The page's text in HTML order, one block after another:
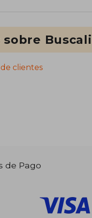
sobre
clientes
de Pago